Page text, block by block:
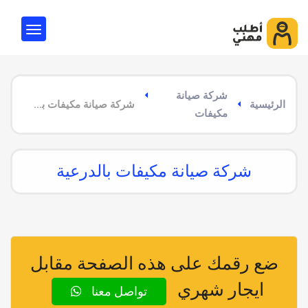
الرئيسية
شركة صيانة
مكيفات
شركة صيانة مكيفات بالدرعية
شركة صيانة مكيفات بالدرعية
ضع رقمك على هذه الصفحة مقابل
ايجار شهري
تواصل معنا